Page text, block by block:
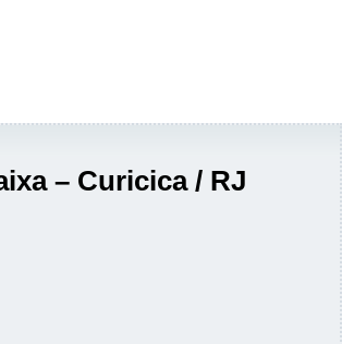
– Curicica / RJ